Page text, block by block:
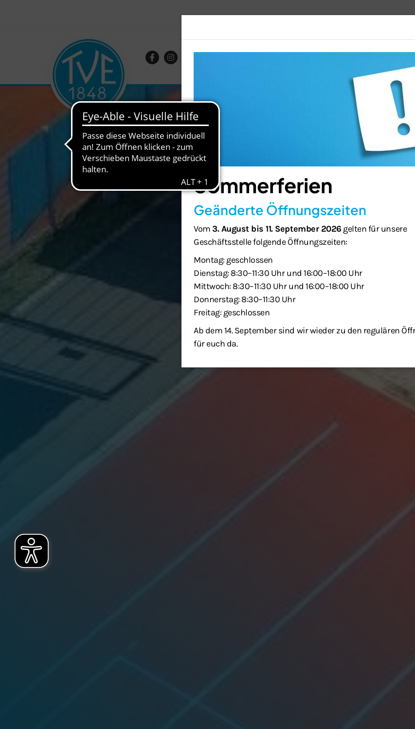
Sommerferien
Geänderte Öffnungszeiten
Vom3. August bis 11. September 2026 gelten für unsere
Geschäftsstelle folgende Öffnungszeiten:
Montag: geschlossen
Dienstag: 8:30–11:30 Uhr und 16:00–18:00 Uhr
Mittwoch: 8:30–11:30 Uhr und 16:00–18:00 Uhr
Donnerstag: 8:30–11:30 Uhr
Freitag: geschlossen
Ab dem 14. September sind wir wieder zu den regulären
für euch da.